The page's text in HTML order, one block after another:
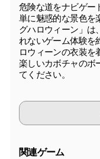
危険な道をナビゲー
単に魅惑的な景色を
グハロウィーン」は
れないゲーム体験を
ロウィーンの衣装を
楽しいカボチャのボ
てください。
関連ゲーム